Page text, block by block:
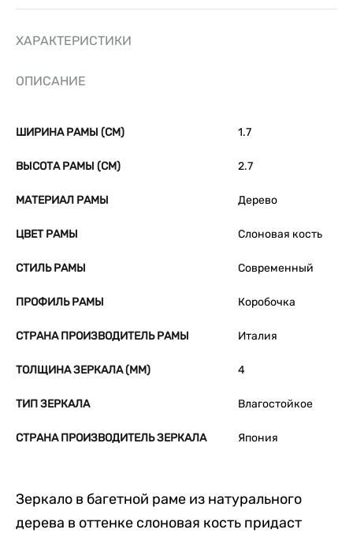
ХАРАКТЕРИСТИКИ
ОПИСАНИЕ
ШИРИНА РАМЫ (СМ) 1.7
ВЫСОТА РАМЫ (СМ) 2.7
МАТЕРИАЛ РАМЫ Дерево
ЦВЕТ РАМЫ Слоновая кость
СТИЛЬ РАМЫ Современный
ПРОФИЛЬ РАМЫ Коробочка
СТРАНА ПРОИЗВОДИТЕЛЬ РАМЫ Италия
ТОЛЩИНА ЗЕРКАЛА (ММ) 4
ТИП ЗЕРКАЛА Влагостойкое
СТРАНА ПРОИЗВОДИТЕЛЬ ЗЕРКАЛА Япония
Зеркало в багетной раме из натурального
дерева в оттенке слоновая кость придаст